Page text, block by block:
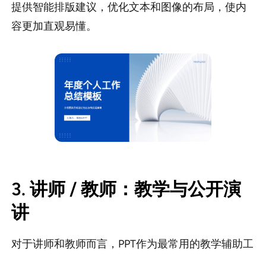
提供智能排版建议，优化文本和图像的布局，使内
容更加直观易懂。
3. 讲师 / 教师：教学与公开演
讲
对于讲师和教师而言，PPT作为最常用的教学辅助工